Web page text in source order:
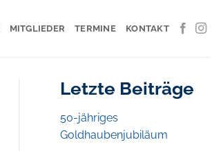
MITGLIEDER TERMINE KONTAKT
Letzte Beiträge
50-jähriges
Goldhaubenjubiläum